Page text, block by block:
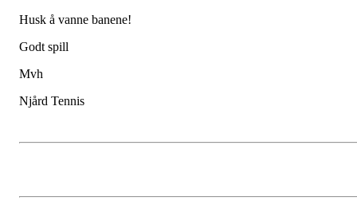
Husk å vanne banene!
Godt spill
Mvh
Njård Tennis